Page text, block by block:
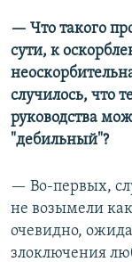
— Что такого
сути, к
случилось, что
руководства
"дебильный"?
— Во-первых,
не возымели
очевидно,
злоключения